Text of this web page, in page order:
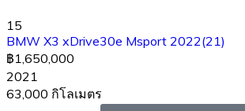
15
BMW X3 xDrive30e Msport 2022(21)
฿1,650,000
2021
63,000 กิโลเมตร